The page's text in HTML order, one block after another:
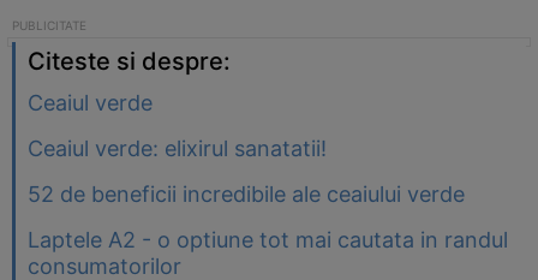
Citeste si despre:
Ceaiul verde
Ceaiul verde: elixirul sanatatii!
52 de beneficii incredibile ale ceaiului verde
Laptele A2 - o optiune tot mai cautata in randul
consumatorilor